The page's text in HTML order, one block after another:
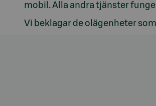
mobil. Alla andra tjänster
Vi beklagar de olägenheter